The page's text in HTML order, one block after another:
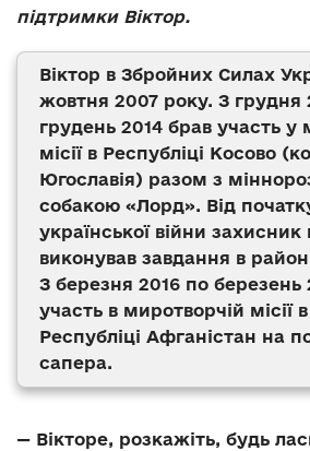
підтримки Віктор.
Віктор в Збройних Силах
жовтня 2007 року. З грудня
грудень 2014 брав участь у
місії в Республіці Косово
Югославія) разом з
собакою «Лорд». Від
української війни
виконував завдання в
З березня 2016 по березень
участь в миротворчій місії
Республіці Афганістан на
сапера.
— Вікторе, розкажіть, будь